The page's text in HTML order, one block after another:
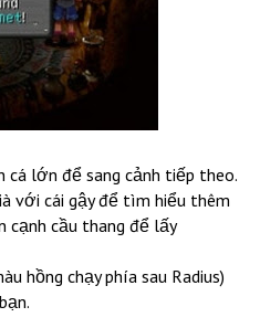
cá lớn để sang cảnh tiếp theo.
với cái gậy để tìm hiểu thêm
cạnh cầu thang để lấy
hồng chạy phía sau Radius)